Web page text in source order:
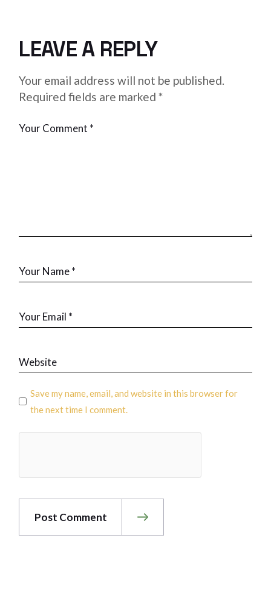
LEAVE A REPLY
Your email address will not be published.
Required fields are marked*
Save my name, email, and website in this browser for
the next time I comment.
Post Comment